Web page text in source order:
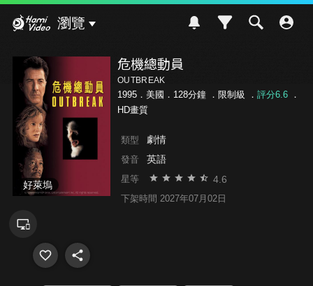
瀏覽
好萊塢
危機總動員
OUTBREAK
1995．美國．128分鐘 ． 限制級 ． 評分6.6．
HD畫質
類型 劇情
發音 英語
星等 4.6
下架時間 2027年07月02日